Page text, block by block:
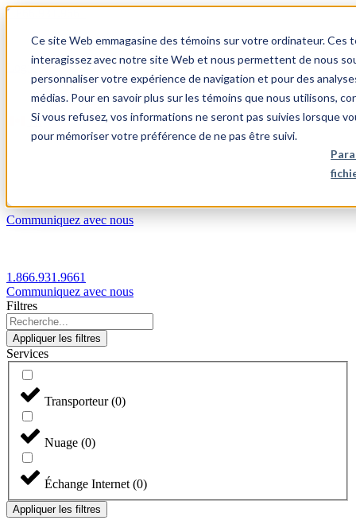
Ce site Web emmagasine des témoins sur votre ordinateur.
interagissez avec notre site Web et nous permettent de nous
personnaliser votre expérience de navigation et pour des
médias. Pour en savoir plus sur les témoins que nous utilisons,
Si vous refusez, vos informations ne seront pas suivies lorsque
pour mémoriser votre préférence de ne pas être suivi.
1.866.931.9661
Login
FR
Communiquez avec nous
1.866.931.9661
Communiquez avec nous
Filtres
Appliquer les filtres
Services
Transporteur(0)
Nuage (0)
Échange Internet (0)
Appliquer les filtres